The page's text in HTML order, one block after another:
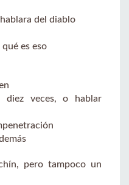
del diablo
es eso
diez veces, o hablar
pero tampoco un